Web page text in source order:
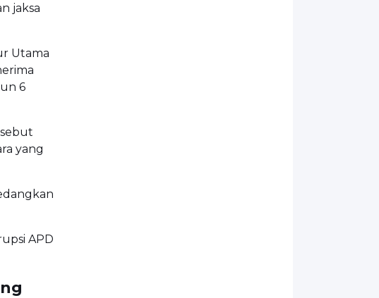
jaksa
Utama
6
yang
APD